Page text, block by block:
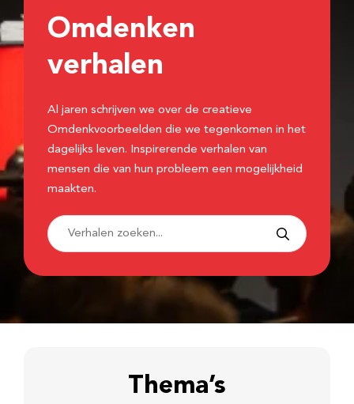
Omdenken
verhalen
Al jaren schrijven we over de creatieve
Omdenkvoorbeelden die we tegenkomen in het
dagelijks leven. Inspirerende verhalen van
mensen die van hun probleem een mogelijkheid
maakten.
Thema’s